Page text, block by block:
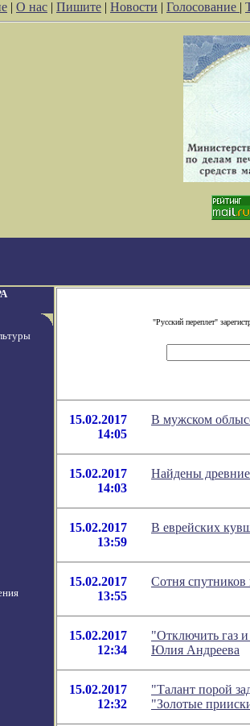
| О нас | Пишите | Новости | Голосование |
"Русский переплет"
15.02.2017
14:05
В мужском
15.02.2017
14:03
Найдены
15.02.2017
13:59
В еврейских
15.02.2017
13:55
Сотня спутников
15.02.2017
12:34
"Отключить газ
Юлия Андреева
15.02.2017
12:32
"Талант порой
"Золотые